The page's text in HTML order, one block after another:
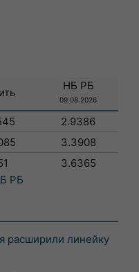
НБ РБ
09.08.2026
2.9386
3.3908
3.6365
РБ
расширили линейку